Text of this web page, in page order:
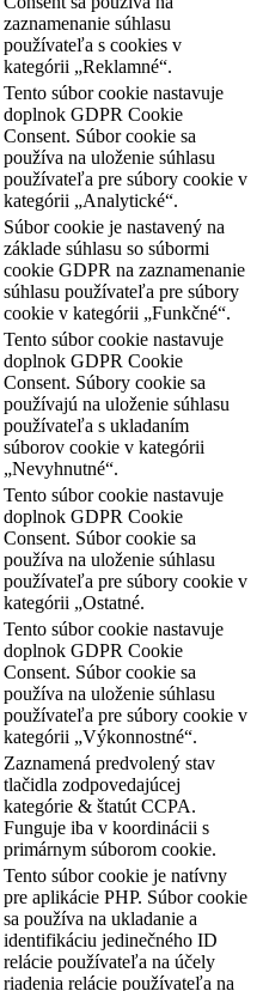
zaznamenanie súhlasu
používateľa s cookies v
kategórii „Reklamné“.
Tento súbor cookie nastavuje
doplnok GDPR Cookie
Consent. Súbor cookie sa
používa na uloženie súhlasu
používateľa pre súbory cookie v
kategórii „Analytické“.
Súbor cookie je nastavený na
základe súhlasu so súbormi
cookie GDPR na zaznamenanie
súhlasu používateľa pre súbory
cookie v kategórii „Funkčné“.
Tento súbor cookie nastavuje
doplnok GDPR Cookie
Consent. Súbory cookie sa
používajú na uloženie súhlasu
používateľa s ukladaním
súborov cookie v kategórii
„Nevyhnutné“.
Tento súbor cookie nastavuje
doplnok GDPR Cookie
Consent. Súbor cookie sa
používa na uloženie súhlasu
používateľa pre súbory cookie v
kategórii „Ostatné.
Tento súbor cookie nastavuje
doplnok GDPR Cookie
Consent. Súbor cookie sa
používa na uloženie súhlasu
používateľa pre súbory cookie v
kategórii „Výkonnostné“.
Zaznamená predvolený stav
tlačidla zodpovedajúcej
kategórie & štatút CCPA.
Funguje iba v koordinácii s
primárnym súborom cookie.
Tento súbor cookie je natívny
pre aplikácie PHP. Súbor cookie
sa používa na ukladanie a
identifikáciu jedinečného ID
relácie používateľa na účely
riadenia relácie používateľa na